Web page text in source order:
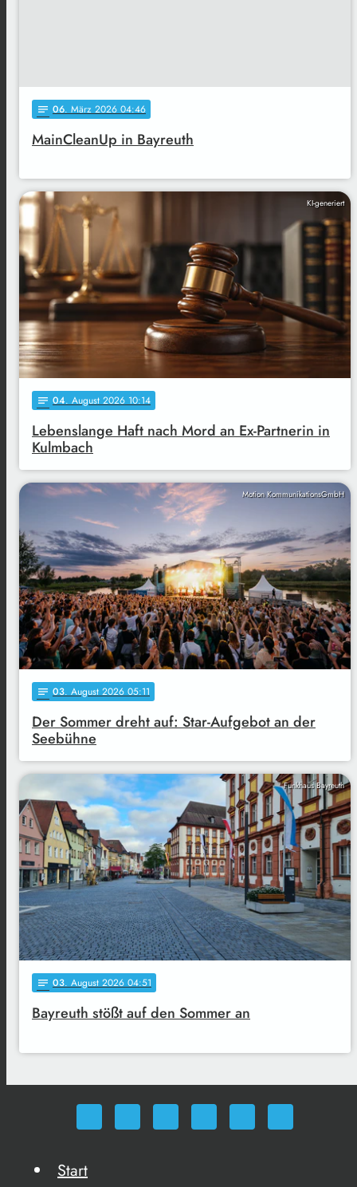
notes 06. März 2026 04:46
MainCleanUp in Bayreuth
KI-generiert
notes 04. August 2026 10:14
Lebenslange Haft nach Mord an Ex-Partnerin in
Kulmbach
Motion KommunikationsGmbH
notes 03. August 2026 05:11
Der Sommer dreht auf: Star-Aufgebot an der
Seebühne
Funkhaus Bayreuth
notes 03. August 2026 04:51
Bayreuth stößt auf den Sommer an
Start